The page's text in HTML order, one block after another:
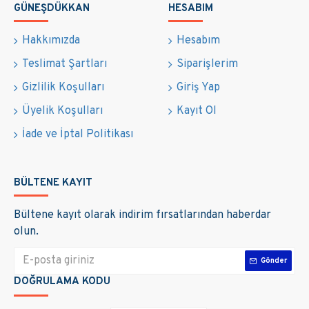
- MOSFET'I ELEKTRONIK AÇMA VE
KAPAMA OLARAK KULLANMA,
- TAM KONTROLLÜ PARAMETRE
AYARLARI VE MODIFIKASYON
- GÜNLÜK KULLANIMA UYGUN
BROWSER ARAYĞZĞ, TÜM
IŞLETIMLERI UYGUN BIR ŞEKILDE
-ISI KOMPANZASYONU,
-LCD EKRAN, 4 DÜĞMELI INSANSI
MAKINE ARAYÜZÜ, ENTEGRE MENÜ
EKRANI VE IŞLETIM SISTEMI,
- ENERJI ISTATISTIKLERI
FONKSIYONU,
GÜNEŞDÜKKAN
Hakkımızda
Teslimat Şartları
Gizlilik Koşulları
Üyelik Koşulları
İade ve İptal Politikası
HESABIM
Hesabım
Siparişlerim
Giriş Yap
Kayıt Ol
BÜLTENE KAYIT
Bültene kayıt olarak indirim fırsatlarından haberdar
olun.
Gönder
DOĞRULAMA KODU